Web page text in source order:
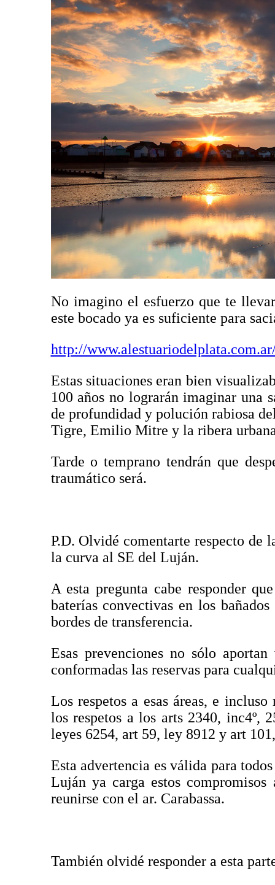
No imagino el esfuerzo que te
este bocado ya es suficiente para
http://
Estas situaciones eran bien
100 años no lograrán imaginar una
de profundidad y polución rabiosa
Tigre, Emilio Mitre y la ribera
Tarde o temprano tendrán que
traumático será.
P.D. Olvidé comentarte respecto de
la curva al SE del Luján.
A esta pregunta cabe responder
baterías convectivas en los
bordes de transferencia.
Esas prevenciones no sólo
conformadas las reservas para
Los respetos a esas áreas, e
los respetos a los arts 2340,
leyes 6254, art 59, ley 8912 y art
Esta advertencia es válida para
Luján ya carga estos
reunirse con el ar. Carabassa.
También olvidé responder a esta